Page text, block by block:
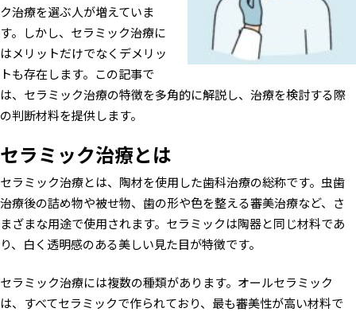
ク治療を選ぶ人が増えていま
す。しかし、セラミック治療に
はメリットだけでなくデメリッ
トも存在します。この記事で
は、セラミック治療の特徴を多角的に解説し、治療を検討する際
の判断材料を提供します。
セラミック治療とは
セラミック治療とは、陶材を使用した歯科治療の総称です。虫歯
治療後の詰め物や被せ物、歯の形や色を整える審美治療など、さ
まざまな用途で使用されます。セラミックは陶器と同じ材料であ
り、白く透明感のある美しい見た目が特徴です。
セラミック治療には複数の種類があります。オールセラミック
は、すべてセラミックで作られており、最も審美性が高い材料で